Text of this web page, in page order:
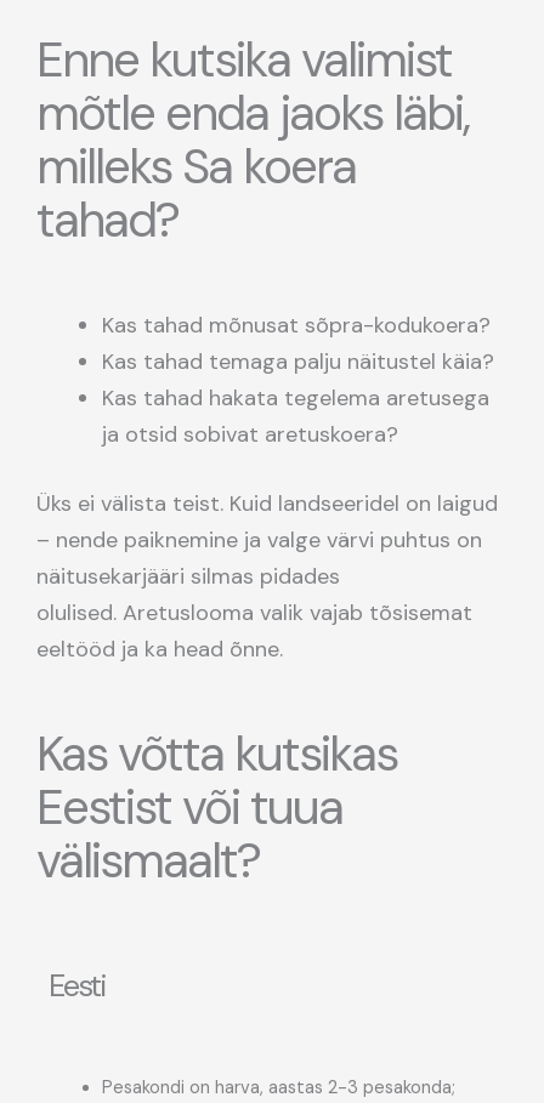
Enne kutsika valimist
mõtle enda jaoks läbi,
milleks Sa koera
tahad?
Kas tahad mõnusat sõpra-kodukoera?
Kas tahad temaga palju näitustel käia?
Kas tahad hakata tegelema aretusega
ja otsid sobivat aretuskoera?
Üks ei välista teist. Kuid landseeridel on laigud
– nende paiknemine ja valge värvi puhtus on
näitusekarjääri silmas pidades
olulised. Aretuslooma valik vajab tõsisemat
eeltööd ja ka head õnne.
Kas võtta kutsikas
Eestist või tuua
välismaalt?
Eesti
Pesakondi on harva, aastas 2-3 pesakonda;